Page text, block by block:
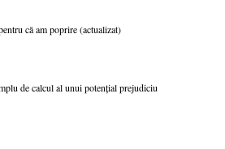
că am poprire (actualizat)
de calcul al unui potențial prejudiciu